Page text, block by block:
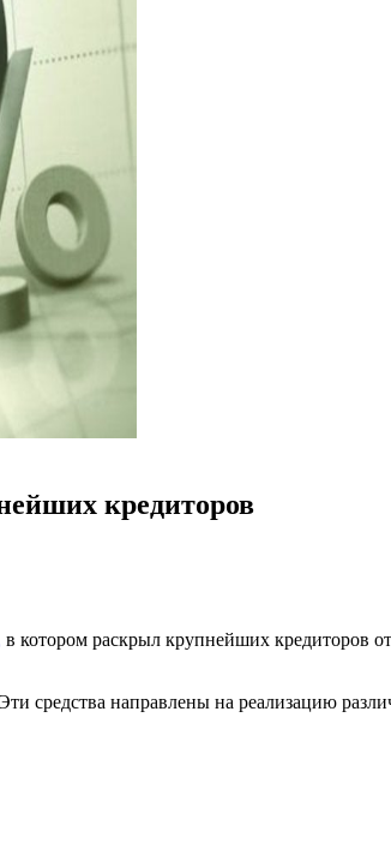
кредиторов
в котором раскрыл крупнейших кредиторов
средства направлены на реализацию